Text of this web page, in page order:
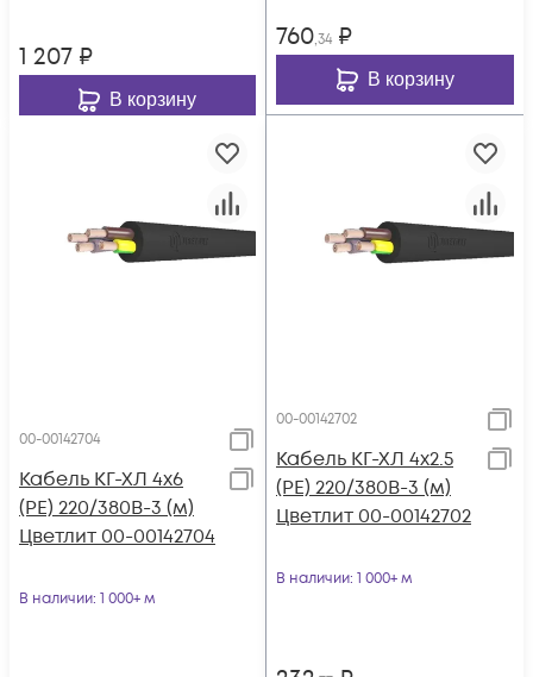
1 207 ₽
В корзину
760,34 ₽
В корзину
00-00142704
Кабель КГ-ХЛ 4х6
(PE) 220/380В-3 (м)
Цветлит 00-00142704
В наличии: 1 000+ м
00-00142702
Кабель КГ-ХЛ 4х2.5
(PE) 220/380В-3 (м)
Цветлит 00-00142702
В наличии: 1 000+ м